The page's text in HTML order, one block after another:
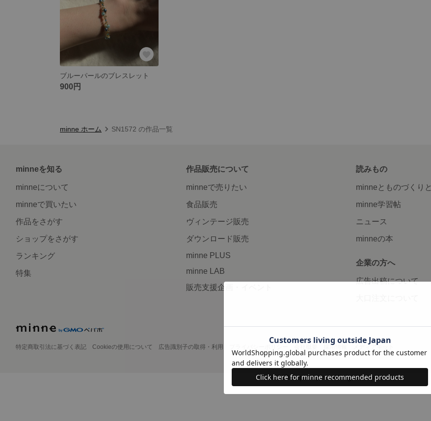
ブルーパールのブレスレット
900円
minne ホーム SN1572 の作品一覧
minneを知る
minneについて
minneで買いたい
作品をさがす
ショップをさがす
ランキング
特集
作品販売について
minneで売りたい
食品販売
ヴィンテージ販売
ダウンロード販売
minne PLUS
minne LAB
販売支援企画・イベント
読みもの
minneとものづくりと
minne学習帖
ニュース
minneの本
企業の方へ
広告出稿について
特定商取引法に基づく表記 Cookieの使用について 広告識別子の取得・利用 採用情報 メディアキット
©GMO Pepabo, Inc. All rights reserved.